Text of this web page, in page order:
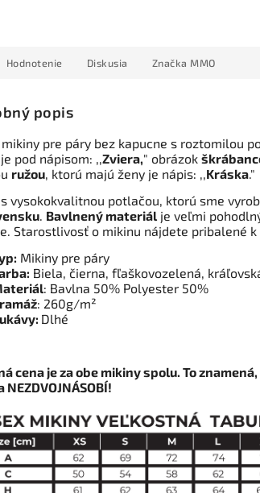
Hodnotenie Diskusia Značka MMO
popis
mikiny pre páry bez kapucne s roztomilou
pod nápisom: ,,Zviera," obrázok
ružou, ktorú majú ženy je nápis: ,,Kráska."
vysokokvalitnou potlačou, ktorú sme
. Bavlnený materiál je veľmi
Starostlivosť o mikinu nájdete pribalené k
Mikiny pre páry
Biela, čierna, fľaškovozelená,
: Bavlna 50% Polyester 50%
: 260g/m²
Dlhé
cena je za obe mikiny spolu. To
NEZDVOJNÁSOBÍ!